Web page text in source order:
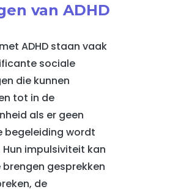
van ADHD
ADHD staan vaak
sociale
die kunnen
tot in de
als er geen
begeleiding wordt
impulsiviteit kan
brengen gesprekken
de